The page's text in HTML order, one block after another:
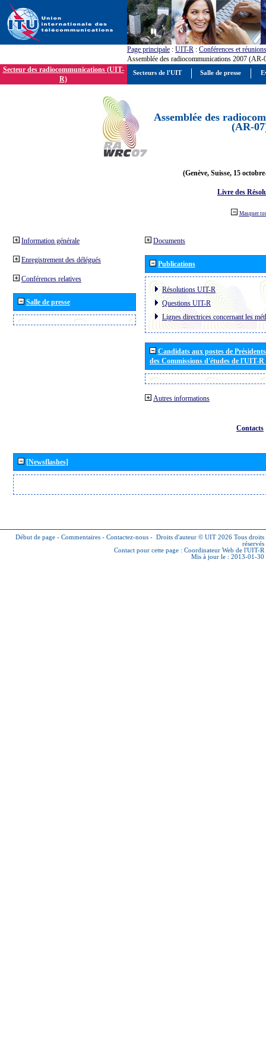
Page principale : UIT-R : Conférences et réunions
Assemblée des radiocommunications 2007 (AR-
Secteur des radiocommunications (UIT-
R)
Assemblée des
(AR-
(Genève, Suisse, 15
Livre des
Masquer
Information générale
Enregistrement des délégués
Conférences relatives
Salle de presse
Documents
Publications
Résolutions UIT-R
Questions UIT-R
Lignes directrices concernant les
Candidats aux postes de
des Commissions d'études de l'UIT-
Autres informations
Contacts
[Newsflashes]
Début de page - Commentaires - Contactez-nous - Droits d'auteur © UIT 2026 Tous droits
réservés
Contact pour cette page : Coordinateur Web de l'UIT-R
Mis à jour le : 2013-01-30
Secteurs de l'UIT Salle de presse